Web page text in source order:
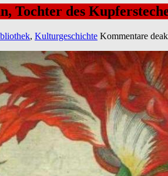
Tochter des
, Kulturgeschichte Kommentare